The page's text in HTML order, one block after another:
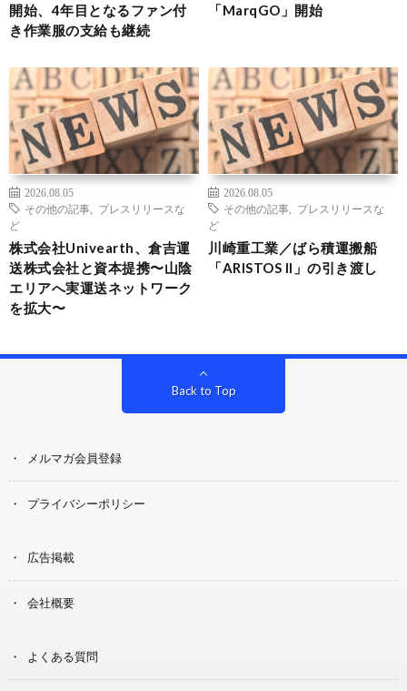
開始、4年目となるファン付
き作業服の支給も継続
「MarqGO」開始
2026.08.05
その他の記事
プレスリリースな
ど
株式会社Univearth、倉吉運
送株式会社と資本提携〜山陰
エリアへ実運送ネットワーク
を拡大〜
2026.08.05
その他の記事
プレスリリースな
ど
川崎重工業／ばら積運搬船
「ARISTOS II」の引き渡し
Back to Top
メルマガ会員登録
プライバシーポリシー
広告掲載
会社概要
よくある質問